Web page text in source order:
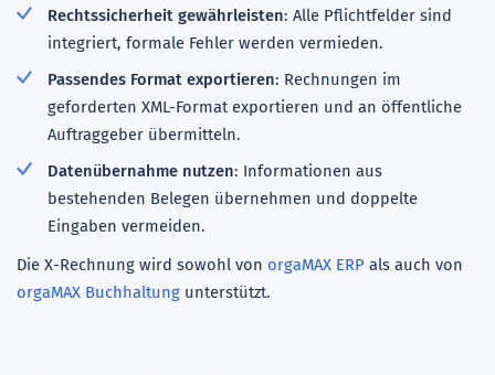
Rechtssicherheit gewährleisten: Alle Pflichtfelder sind
integriert, formale Fehler werden vermieden.
Passendes Format exportieren: Rechnungen im
geforderten XML-Format exportieren und an öffentliche
Auftraggeber übermitteln.
Datenübernahme nutzen: Informationen aus
bestehenden Belegen übernehmen und doppelte
Eingaben vermeiden.
Die X-Rechnung wird sowohl von orgaMAX ERP als auch von
orgaMAX Buchhaltung unterstützt.